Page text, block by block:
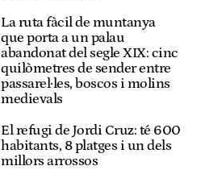
La ruta fàcil de muntanya
que porta a un palau
abandonat del segle XIX: cinc
quilòmetres de sender entre
passarel·les, boscos i molins
medievals
El refugi de Jordi Cruz: té 600
habitants, 8 platges i un dels
millors arrossos